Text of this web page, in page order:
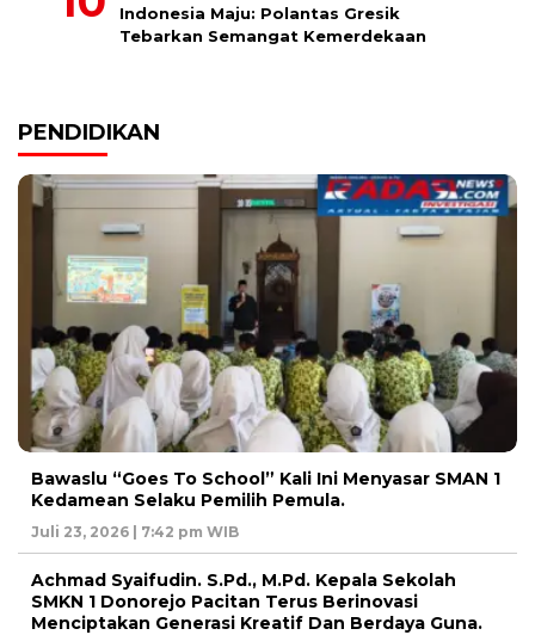
Indonesia Maju: Polantas Gresik
Tebarkan Semangat Kemerdekaan
PENDIDIKAN
Bawaslu “Goes To School” Kali Ini Menyasar SMAN 1
Kedamean Selaku Pemilih Pemula.
Juli 23, 2026 | 7:42 pm WIB
Achmad Syaifudin. S.Pd., M.Pd. Kepala Sekolah
SMKN 1 Donorejo Pacitan Terus Berinovasi
Menciptakan Generasi Kreatif Dan Berdaya Guna.